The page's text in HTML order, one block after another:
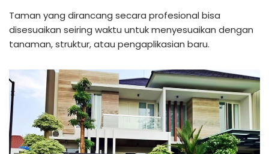
Taman yang dirancang secara profesional bisa
disesuaikan seiring waktu untuk menyesuaikan dengan
tanaman, struktur, atau pengaplikasian baru.